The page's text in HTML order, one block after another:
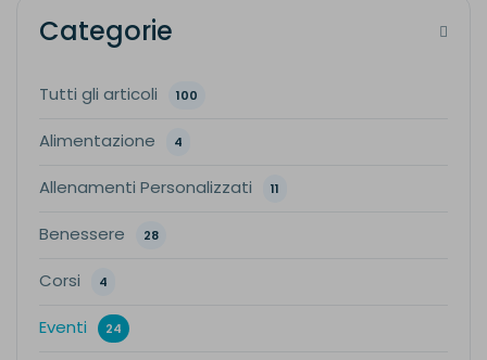
Categorie
Tutti gli articoli 100
Alimentazione 4
Allenamenti Personalizzati 11
Benessere 28
Corsi 4
Eventi 24